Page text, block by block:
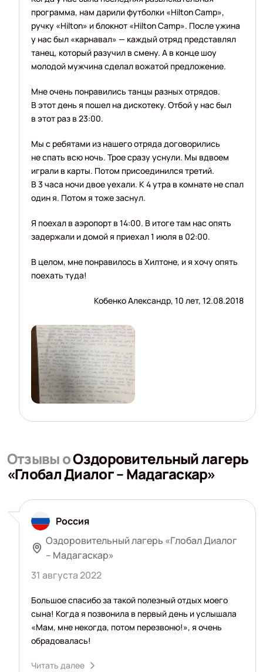
программа, нам дарили футболки «Hilton Camp»,
ручку «Hilton» и блокнот «Hilton Camp». После ужина
у нас был «карнавал» — каждый отряд представлял
танец, который разучил в смену. А в конце шоу
молодой мужчина сделал вожатой предложение.
Мне очень понравились танцы разных отрядов.
В этот день я пошел на дискотеку. Отбой у нас был
в этот раз в 23:00.
Мы с ребятами из нашего отряда договорились
не спать всю ночь. Трое сразу уснули. Мы вдвоем
играли в карты. Потом присоединился третий.
В 3 часа ночи двое уехали. К 4 утра в комнате не спал
один я. Потом я тоже заснул.
Я поехал в аэропорт в 14:00. В итоге там нас опять
задержали и домой я приехал 1 июля в 02:00.
В целом, мне понравилось в Хилтоне, и я хочу опять
поехать туда!
Кобенко Александр, 10 лет, 12.08.2018
Отзывы оОздоровительный лагерь
«Глобал Диалог – Мадагаскар»
Россия
Оздоровительный лагерь «Глобал Диалог
– Мадагаскар»
31 августа 2022
Большое спасибо за такой полезный отдых моего
сына! Когда я позвонила в первый день и услышала
«Мам, мне некогда, потом перезвоню!», я очень
обрадовалась!
Читать далее